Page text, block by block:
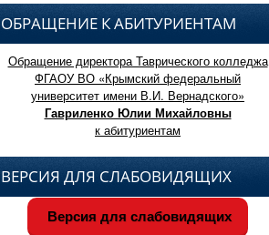
ОБРАЩЕНИЕ К АБИТУРИЕНТАМ
Обращение директора Таврического колледжа
ФГАОУ ВО «Крымский федеральный
университет имени В.И. Вернадского»
Гавриленко Юлии Михайловны
к абитуриентам
ВЕРСИЯ ДЛЯ СЛАБОВИДЯЩИХ
Версия для слабовидящих